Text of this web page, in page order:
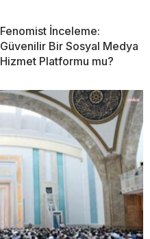
Fenomist İnceleme:
Güvenilir Bir Sosyal Medya
Hizmet Platformu mu?